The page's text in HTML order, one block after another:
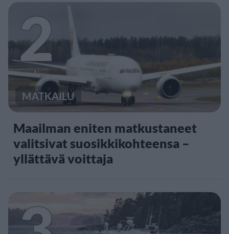
2
MATKAILU
Maailman eniten matkustaneet
valitsivat suosikkikohteensa –
yllättävä voittaja